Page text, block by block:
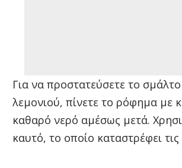
Για να προστατεύσετε το
λεμονιού, πίνετε το ρόφημα με
καθαρό νερό αμέσως μετά.
καυτό, το οποίο καταστρέφει